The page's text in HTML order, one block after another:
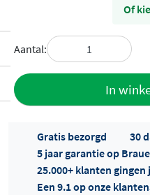
Of
Aantal:
In
Gratis bezorgd
30
5 jaar garantie op
25.000+ klanten gingen
Een 9.1 op onze